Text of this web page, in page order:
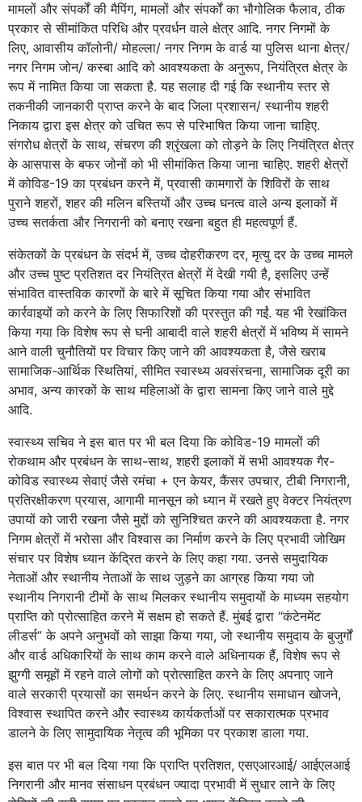
मामलों और संपर्कों की मैपिंग, मामलों और संपर्कों का भौगोलिक फैलाव, ठीक
प्रकार से सीमांकित परिधि और प्रवर्धन वाले क्षेत्र आदि. नगर निगमों के
लिए, आवासीय कॉलोनी/ मोहल्ला/ नगर निगम के वार्ड या पुलिस थाना क्षेत्र/
नगर निगम जोन/ कस्बा आदि को आवश्यकता के अनुरूप, नियंत्रित क्षेत्र के
रूप में नामित किया जा सकता है. यह सलाह दी गई कि स्थानीय स्तर से
तकनीकी जानकारी प्राप्त करने के बाद जिला प्रशासन/ स्थानीय शहरी
निकाय द्वारा इस क्षेत्र को उचित रूप से परिभाषित किया जाना चाहिए.
संगरोध क्षेत्रों के साथ, संचरण की श्रृंखला को तोड़ने के लिए नियंत्रित क्षेत्र
के आसपास के बफर जोनों को भी सीमांकित किया जाना चाहिए. शहरी क्षेत्रों
में कोविड-19 का प्रबंधन करने में, प्रवासी कामगारों के शिविरों के साथ
पुराने शहरों, शहर की मलिन बस्तियों और उच्च घनत्व वाले अन्य इलाकों में
उच्च सतर्कता और निगरानी को बनाए रखना बहुत ही महत्वपूर्ण हैं.
संकेतकों के प्रबंधन के संदर्भ में, उच्च दोहरीकरण दर, मृत्यु दर के उच्च मामले
और उच्च पुष्ट प्रतिशत दर नियंत्रित क्षेत्रों में देखी गयी है, इसलिए उन्हें
संभावित वास्तविक कारणों के बारे में सूचित किया गया और संभावित
कार्रवाइयों को करने के लिए सिफारिशों की प्रस्तुत की गईं. यह भी रेखांकित
किया गया कि विशेष रूप से घनी आबादी वाले शहरी क्षेत्रों में भविष्य में सामने
आने वाली चुनौतियों पर विचार किए जाने की आवश्यकता है, जैसे खराब
सामाजिक-आर्थिक स्थितियां, सीमित स्वास्थ्य अवसंरचना, सामाजिक दूरी का
अभाव, अन्य कारकों के साथ महिलाओं के द्वारा सामना किए जाने वाले मुद्दे
आदि.
स्वास्थ्य सचिव ने इस बात पर भी बल दिया कि कोविड-19 मामलों की
रोकथाम और प्रबंधन के साथ-साथ, शहरी इलाकों में सभी आवश्यक गैर-
कोविड स्वास्थ्य सेवाएं जैसे रमंचा + एन केयर, कैंसर उपचार, टीबी निगरानी,
प्रतिरक्षीकरण प्रयास, आगामी मानसून को ध्यान में रखते हुए वेक्टर नियंत्रण
उपायों को जारी रखना जैसे मुद्दों को सुनिश्चित करने की आवश्यकता है. नगर
निगम क्षेत्रों में भरोसा और विश्वास का निर्माण करने के लिए प्रभावी जोखिम
संचार पर विशेष ध्यान केंद्रित करने के लिए कहा गया. उनसे समुदायिक
नेताओं और स्थानीय नेताओं के साथ जुड़ने का आग्रह किया गया जो
स्थानीय निगरानी टीमों के साथ मिलकर स्थानीय समुदायों के माध्यम सहयोग
प्राप्ति को प्रोत्साहित करने में सक्षम हो सकते हैं. मुंबई द्वारा “कंटेनमेंट
लीडर्स” के अपने अनुभवों को साझा किया गया, जो स्थानीय समुदाय के बुजुर्गों
और वार्ड अधिकारियों के साथ काम करने वाले अधिनायक हैं, विशेष रूप से
झुग्गी समूहों में रहने वाले लोगों को प्रोत्साहित करने के लिए अपनाए जाने
वाले सरकारी प्रयासों का समर्थन करने के लिए. स्थानीय समाधान खोजने,
विश्वास स्थापित करने और स्वास्थ्य कार्यकर्ताओं पर सकारात्मक प्रभाव
डालने के लिए सामुदायिक नेतृत्व की भूमिका पर प्रकाश डाला गया.
इस बात पर भी बल दिया गया कि प्राप्ति प्रतिशत, एसएआरआई/ आईएलआई
निगरानी और मानव संसाधन प्रबंधन ज्यादा प्रभावी में सुधार लाने के लिए